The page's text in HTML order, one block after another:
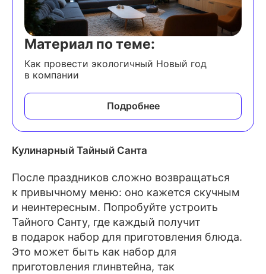
Материал по теме:
Как провести экологичный Новый год
в компании
Подробнее
Кулинарный Тайный Санта
После праздников сложно возвращаться
к привычному меню: оно кажется скучным
и неинтересным. Попробуйте устроить
Тайного Санту, где каждый получит
в подарок набор для приготовления блюда.
Это может быть как набор для
приготовления глинвтейна, так